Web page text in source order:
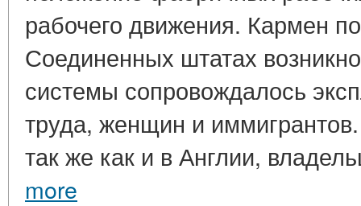
рабочего движения. Кармен
Соединенных штатах
системы сопровождалось
труда, женщин и
так же как и в Англии,
more